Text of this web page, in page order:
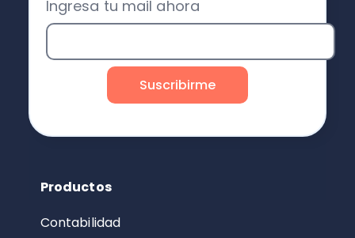
Ingresa tu mail ahora
Productos
Contabilidad